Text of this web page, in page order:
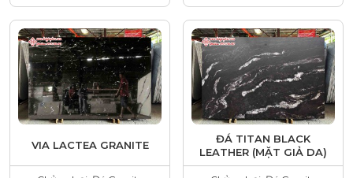
VIA LACTEA GRANITE
ĐÁ TITAN BLACK
LEATHER (MẶT GIẢ DA)